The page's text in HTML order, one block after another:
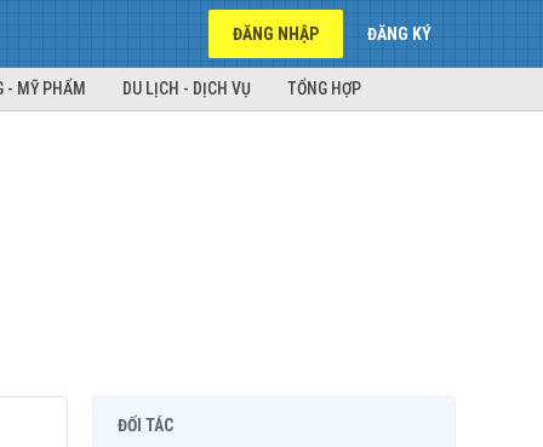
ĐĂNG NHẬP ĐĂNG KÝ
- MỸ PHẨM DU LỊCH - DỊCH VỤ TỔNG HỢP
ĐỐI TÁC